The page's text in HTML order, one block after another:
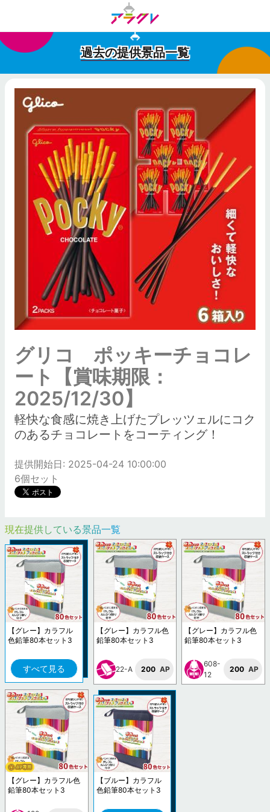
過去の提供景品一覧
グリコ ポッキーチョコレ
ート【賞味期限：
2025/12/30】
軽快な食感に焼き上げたプレッツェルにコク
のあるチョコレートをコーティング！
提供開始日: 2025-04-24 10:00:00
6個セット
現在提供している景品一覧
【グレー】カラフル
色鉛筆80本セット3
すべて見る
【グレー】カラフル色
鉛筆80本セット3
22-A 200 AP
【グレー】カラフル色
鉛筆80本セット3
608-
12
200 AP
【グレー】カラフル色
鉛筆80本セット3
【ブルー】カラフル
色鉛筆80本セット3